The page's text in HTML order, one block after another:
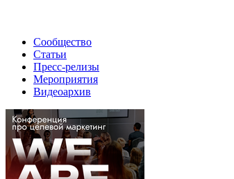
Сообщество
Статьи
Пресс-релизы
Мероприятия
Видеоархив